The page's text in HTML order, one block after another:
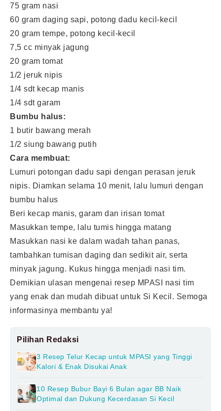
75 gram nasi
60 gram daging sapi, potong dadu kecil-kecil
20 gram tempe, potong kecil-kecil
7,5 cc minyak jagung
20 gram tomat
1/2 jeruk nipis
1/4 sdt kecap manis
1/4 sdt garam
Bumbu halus:
1 butir bawang merah
1/2 siung bawang putih
Cara membuat:
Lumuri potongan dadu sapi dengan perasan jeruk
nipis. Diamkan selama 10 menit, lalu lumuri dengan
bumbu halus
Beri kecap manis, garam dan irisan tomat
Masukkan tempe, lalu tumis hingga matang
Masukkan nasi ke dalam wadah tahan panas,
tambahkan tumisan daging dan sedikit air, serta
minyak jagung. Kukus hingga menjadi nasi tim.
Demikian ulasan mengenai resep MPASI nasi tim
yang enak dan mudah dibuat untuk Si Kecil. Semoga
informasinya membantu ya!
Pilihan Redaksi
3 Resep Telur Kecap untuk MPASI yang Tinggi
Kalori & Enak Disukai Anak
10 Resep Bubur Bayi 6 Bulan agar BB Naik
Optimal dan Dukung Kecerdasan Si Kecil